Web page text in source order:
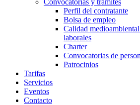
Convocatorias y trámites
Perfil del contratante
Bolsa de empleo
Calidad
laborales
Charter
Convocatorias de
Patrocinios
Tarifas
Servicios
Eventos
Contacto